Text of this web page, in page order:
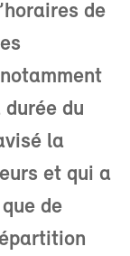
de
du
la
et qui a
de